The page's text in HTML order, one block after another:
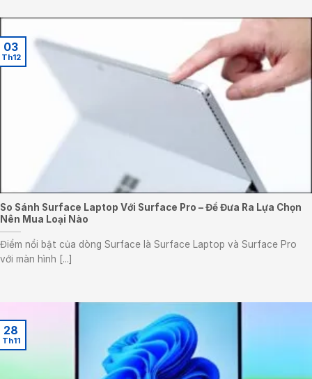
So Sánh Surface Laptop Với Surface Pro – Để Đưa Ra Lựa Chọn
Nên Mua Loại Nào
Điểm nổi bật của dòng Surface là Surface Laptop và Surface Pro
với màn hình [...]
03
Th12
28
Th11